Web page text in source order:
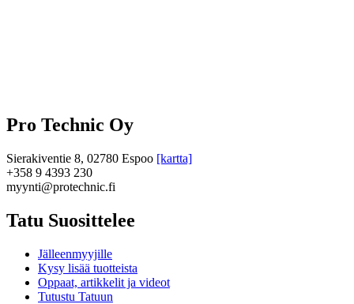
Pro Technic Oy
Sierakiventie 8, 02780 Espoo [kartta]
+358 9 4393 230
myynti@protechnic.fi
Tatu Suosittelee
Jälleenmyyjille
Kysy lisää tuotteista
Oppaat, artikkelit ja videot
Tutustu Tatuun